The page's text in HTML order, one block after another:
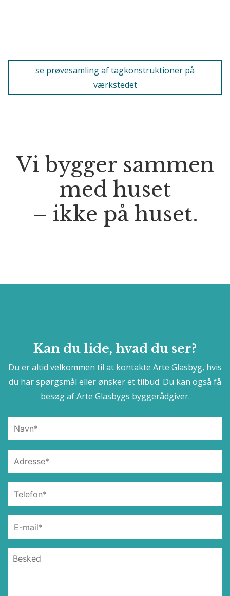
se prøvesamling af tagkonstruktioner på
værkstedet
Vi bygger sammen
med huset
– ikke på huset.
Kan du lide, hvad du ser?
Du er altid velkommen til at kontakte Arte Glasbyg, hvis
du har spørgsmål eller ønsker et tilbud. Du kan også få
besøg af Arte Glasbygs byggerådgiver.